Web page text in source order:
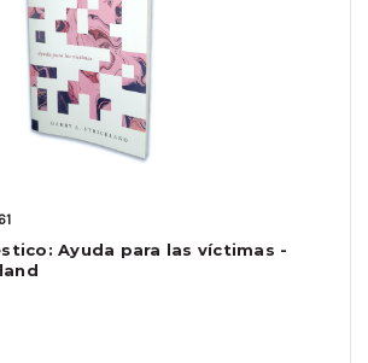
Ayuda para las víctimas -